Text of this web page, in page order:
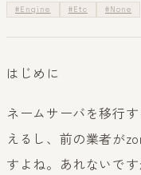
#Engine #Etc #None
はじめに
ネームサーバを移行
えるし、前の業者が
すよね。あれないで